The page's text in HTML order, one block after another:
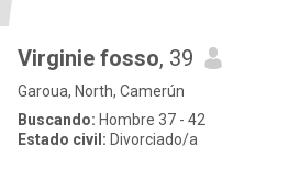
Virginie fosso, 39
Garoua, North, Camerún
Buscando: Hombre 37 - 42
Estado civil: Divorciado/a